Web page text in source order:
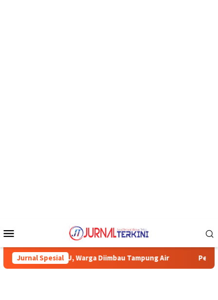
Mobile
Jurnal Spesial
Diimbau Tampung Air Pemkab Karimun minta